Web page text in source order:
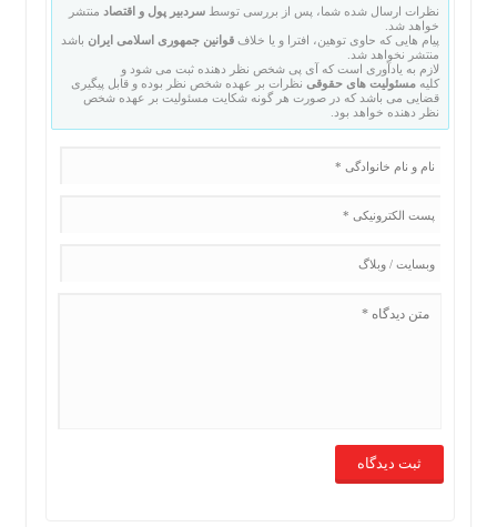
نظرات ارسال شده شما، پس از بررسی توسط سردبیر پول و اقتصاد منتشر
خواهد شد.
پیام هایی که حاوی توهین، افترا و یا خلاف قوانین جمهوری اسلامی ایران باشد
منتشر نخواهد شد.
لازم به یادآوری است که آی پی شخص نظر دهنده ثبت می شود و
کلیه مسئولیت های حقوقینظرات بر عهده شخص نظر بوده و قابل پیگیری
قضایی می باشد که در صورت هر گونه شکایت مسئولیت بر عهده شخص
نظر دهنده خواهد بود.